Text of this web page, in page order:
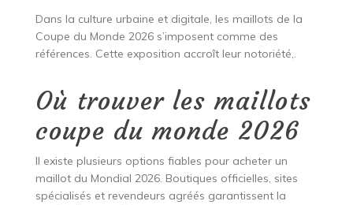
Dans la culture urbaine et digitale, les maillots de la
Coupe du Monde 2026 s’imposent comme des
références. Cette exposition accroît leur notoriété,.
Où trouver les maillots
coupe du monde 2026
Il existe plusieurs options fiables pour acheter un
maillot du Mondial 2026. Boutiques officielles, sites
spécialisés et revendeurs agréés garantissent la